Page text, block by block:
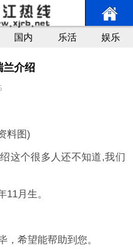
国内 乐活 娱乐
兰介绍
料图)
这个很多人还不知道,我们
11月生。
，希望能帮助到您。